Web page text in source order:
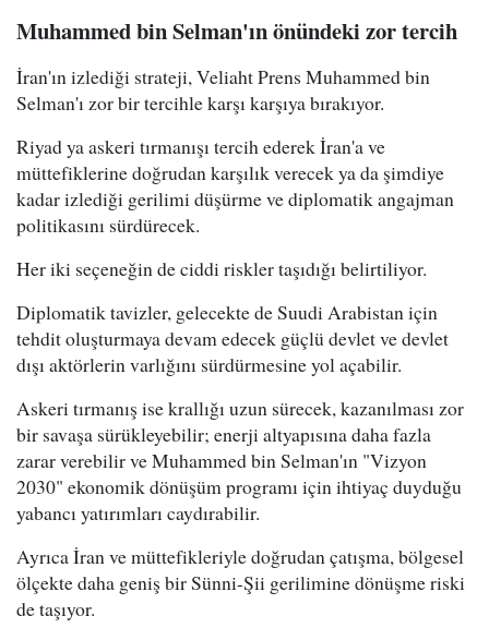
Muhammed bin Selman'ın önündeki zor tercih
İran'ın izlediği strateji, Veliaht Prens Muhammed bin
Selman'ı zor bir tercihle karşı karşıya bırakıyor.
Riyad ya askeri tırmanışı tercih ederek İran'a ve
müttefiklerine doğrudan karşılık verecek ya da şimdiye
kadar izlediği gerilimi düşürme ve diplomatik angajman
politikasını sürdürecek.
Her iki seçeneğin de ciddi riskler taşıdığı belirtiliyor.
Diplomatik tavizler, gelecekte de Suudi Arabistan için
tehdit oluşturmaya devam edecek güçlü devlet ve devlet
dışı aktörlerin varlığını sürdürmesine yol açabilir.
Askeri tırmanış ise krallığı uzun sürecek, kazanılması zor
bir savaşa sürükleyebilir; enerji altyapısına daha fazla
zarar verebilir ve Muhammed bin Selman'ın "Vizyon
2030" ekonomik dönüşüm programı için ihtiyaç duyduğu
yabancı yatırımları caydırabilir.
Ayrıca İran ve müttefikleriyle doğrudan çatışma, bölgesel
ölçekte daha geniş bir Sünni-Şii gerilimine dönüşme riski
de taşıyor.